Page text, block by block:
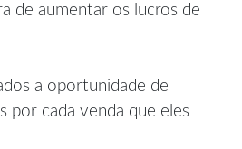
de aumentar os lucros de
a oportunidade de
por cada venda que eles